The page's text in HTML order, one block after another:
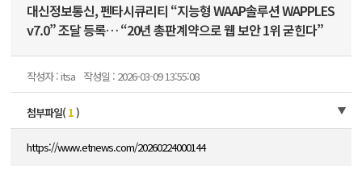
대신정보통신, 펜타시큐리티 “지능형 WAAP솔루션 WAPPLES
v7.0” 조달 등록… “20년 총판계약으로 웹 보안 1위 굳힌다”
작성자 : itsa 작성일 : 2026-03-09 13:55:08
첨부파일( 1 )
https://www.etnews.com/20260224000144